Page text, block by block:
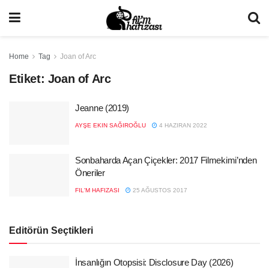
Home Tag Joan of Arc
Etiket: Joan of Arc
Jeanne (2019)
AYŞE EKIN SAĞIROĞLU 4 HAZIRAN 2022
Sonbaharda Açan Çiçekler: 2017 Filmekimi’nden
Öneriler
FIL'M HAFIZASI 25 AĞUSTOS 2017
Editörün Seçtikleri
İnsanlığın Otopsisi: Disclosure Day (2026)